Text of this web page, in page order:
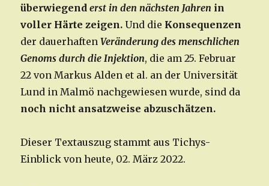
überwiegenderst in den nächsten Jahren in
voller Härte zeigen. Und die Konsequenzen
der dauerhaftenVeränderung des menschlichen
Genoms durch die Injektion, die am 25. Februar
22 von Markus Alden et al. an der Universität
Lund in Malmö nachgewiesen wurde, sind da
noch nicht ansatzweise abzuschätzen.
Dieser Textauszug stammt aus Tichys-
Einblick von heute, 02. März 2022.